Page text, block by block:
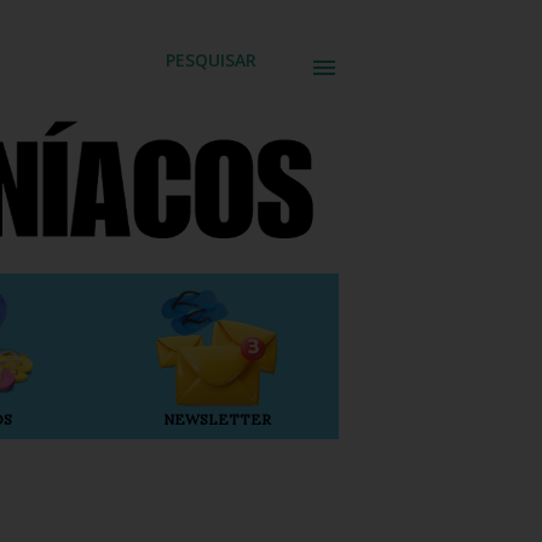
PESQUISAR
NEWSLETTER